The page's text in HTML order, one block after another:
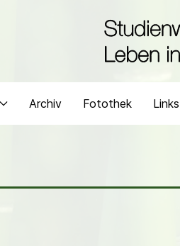
Archiv Fotothek Links